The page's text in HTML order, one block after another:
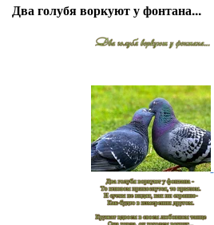
Два голубя воркуют у фонтана...